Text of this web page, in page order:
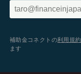
補助金コネクトの利用規約
ます